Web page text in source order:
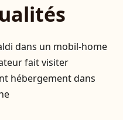
dans un mobil-home
fait visiter
hébergement dans